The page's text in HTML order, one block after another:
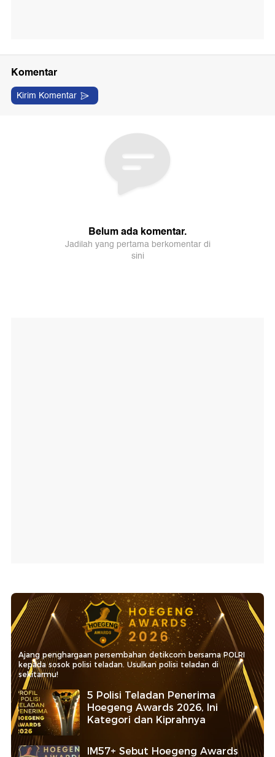
Ajang penghargaan persembahan detikcom bersama POLRI
kepada sosok polisi teladan. Usulkan polisi teladan di
sekitarmu!
5 Polisi Teladan Penerima
Hoegeng Awards 2026, Ini
Kategori dan Kiprahnya
IM57+ Sebut Hoegeng Awards